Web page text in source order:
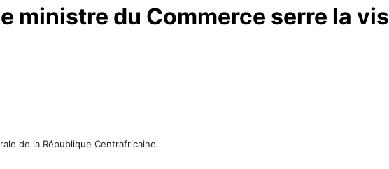
ministre du Commerce serre la vis
de la République Centrafricaine